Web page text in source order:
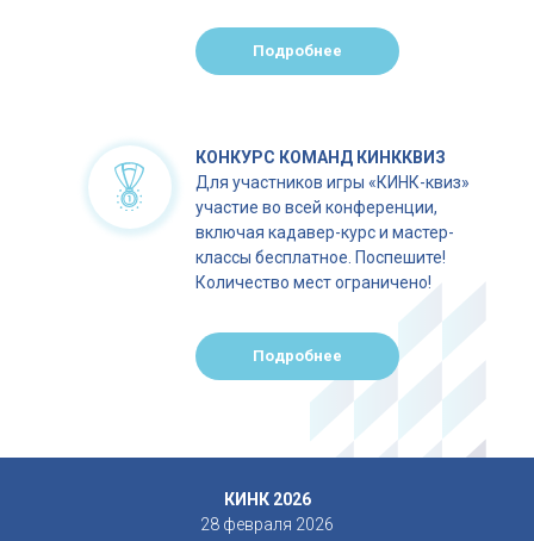
Подробнее
Подробнее
КОНКУРС КОМАНД КИНККВИЗ
Для участников игры «КИНК-квиз»
участие во всей конференции,
включая кадавер-курс и мастер-
классы бесплатное. Поспешите!
Количество мест ограничено!
КИНК 2026
28 февраля 2026